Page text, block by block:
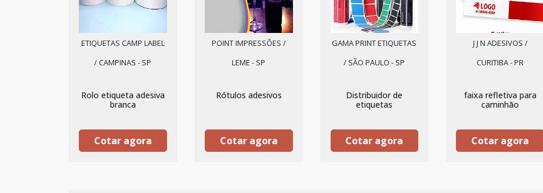
ETIQUETAS CAMP LABEL
/ CAMPINAS - SP
Rolo etiqueta adesiva
branca
Cotar agora
POINT IMPRESSÕES /
LEME - SP
Rótulos adesivos
Cotar agora
GAMA PRINT ETIQUETAS
/ SÃO PAULO - SP
Distribuidor de
etiquetas
Cotar agora
J J N ADESIVOS /
CURITIBA - PR
faixa refletiva para
caminhão
Cotar agora